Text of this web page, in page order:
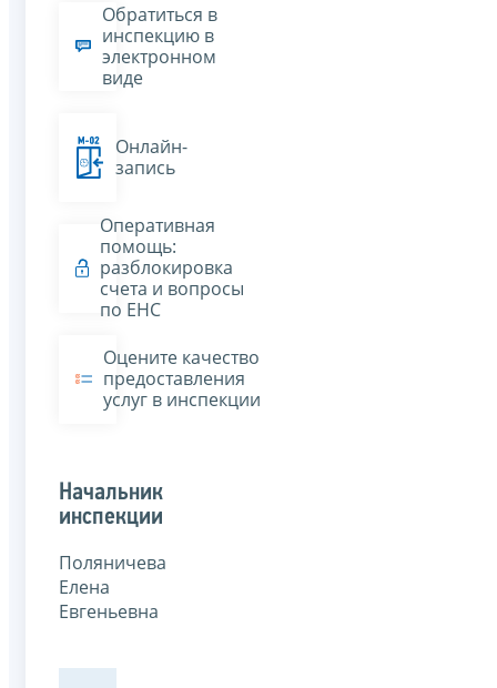
Обратиться в
инспекцию в
электронном
виде
Онлайн-
запись
Оперативная
помощь:
разблокировка
счета и вопросы
по ЕНС
Оцените качество
предоставления
услуг в инспекции
Начальник
инспекции
Поляничева
Елена
Евгеньевна